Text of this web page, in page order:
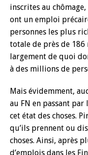
inscrites au
ont un emploi
personnes les plus
totale de près de
largement de quoi
à des millions de
Mais évidemment,
au FN en passant par
cet état des choses.
qu’ils prennent ou
choses. Ainsi, après
d’emplois dans les